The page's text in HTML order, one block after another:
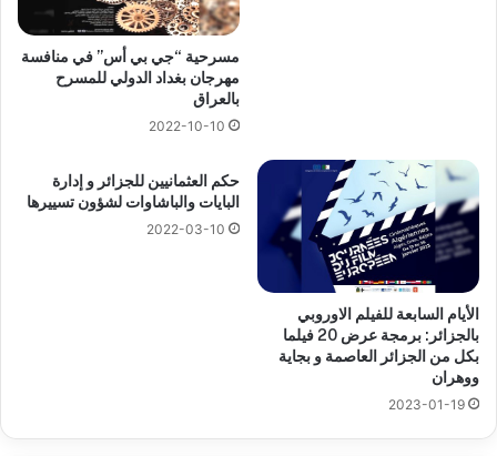
مسرحية “جي بي أس” في منافسة
مهرجان بغداد الدولي للمسرح
بالعراق
2022-10-10
الأيام السابعة للفيلم الاوروبي
بالجزائر: برمجة عرض 20 فيلما
بكل من الجزائر العاصمة و بجاية
ووهران
2023-01-19
حكم العثمانيين للجزائر و إدارة
البايات والباشاوات لشؤون تسييرها
2022-03-10